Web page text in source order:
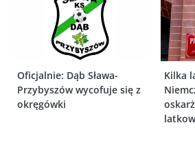
Oficjalnie: Dąb Sława-
Przybyszów wycofuje się z
okręgówki
Kilka